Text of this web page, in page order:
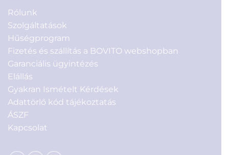
Rólunk
Szolgáltatások
Hűségprogram
Fizetés és szállítás a BOVITO webshopban
Garanciális ügyintézés
Elállás
Gyakran Ismételt Kérdések
Adattörlő kód tájékoztatás
ÁSZF
Kapcsolat